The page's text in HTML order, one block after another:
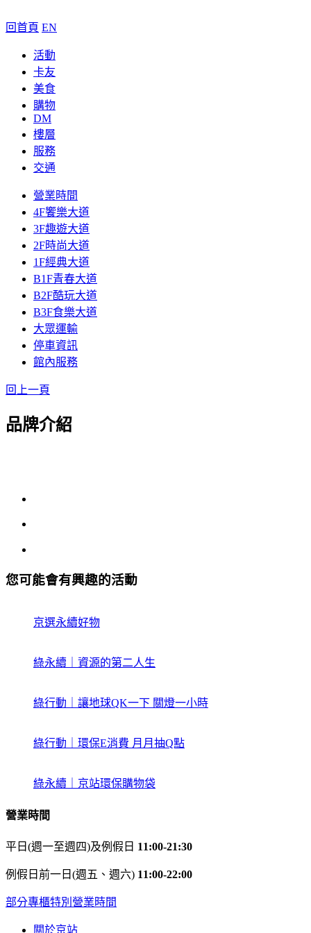
回首頁 EN
活動
卡友
美食
購物
DM
樓層
服務
交通
營業時間
4F饗樂大道
3F趣遊大道
2F時尚大道
1F經典大道
B1F青春大道
B2F酷玩大道
B3F食樂大道
大眾運輸
停車資訊
館內服務
回上一頁
品牌介紹
您可能會有興趣的活動
京選永續好物
綠永續｜資源的第二人生
綠行動｜讓地球QK一下 關燈一小時
綠行動｜環保E消費 月月抽Q點
綠永續｜京站環保購物袋
營業時間
平日(週一至週四)及例假日 11:00-21:30
例假日前一日(週五、週六) 11:00-22:00
部分專櫃特別營業時間
關於京站